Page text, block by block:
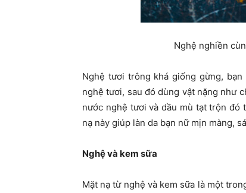
Nghệ nghiền
Nghệ tươi trông khá giống gừng,
nghệ tươi, sau đó dùng vật nặng như
nước nghệ tươi và dầu mù tạt trộn đó
nạ này giúp làn da bạn nữ mịn màng,
Nghệ và kem sữa
Mặt nạ từ nghệ và kem sữa là một